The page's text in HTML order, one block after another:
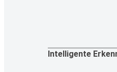
Intelligente